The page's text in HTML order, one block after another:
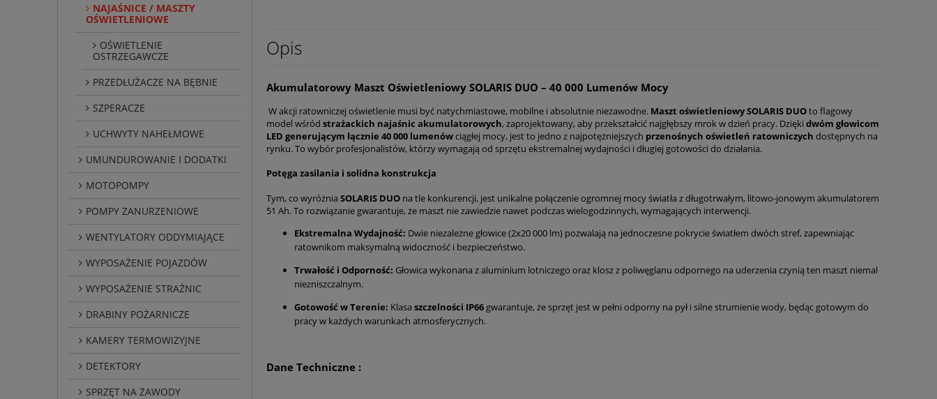
NAJAŚNICE / MASZTY
OŚWIETLENIOWE
OŚWIETLENIE
OSTRZEGAWCZE
PRZEDŁUŻACZE NA BĘBNIE
SZPERACZE
UCHWYTY NAHEŁMOWE
UMUNDUROWANIE I DODATKI
MOTOPOMPY
POMPY ZANURZENIOWE
WENTYLATORY ODDYMIAJĄCE
WYPOSAŻENIE POJAZDÓW
WYPOSAŻENIE STRAŻNIC
DRABINY POŻARNICZE
KAMERY TERMOWIZYJNE
DETEKTORY
SPRZĘT NA ZAWODY
Opis
Akumulatorowy Maszt Oświetleniowy SOLARIS DUO – 40 000 Lumenów Mocy
W akcji ratowniczej oświetlenie musi być natychmiastowe, mobilne i absolutnie niezawodne. Maszt oświetleniowy SOLARIS DUOto flagowy
model wśród strażackich najaśnic akumulatorowych, zaprojektowany, aby przekształcić najgłębszy mrok w dzień pracy. Dzięki dwóm głowicom
LED generującym łącznie 40 000 lumenówciągłej mocy, jest to jedno z najpotężniejszych przenośnych oświetleń ratowniczych dostępnych na
rynku. To wybór profesjonalistów, którzy wymagają od sprzętu ekstremalnej wydajności i długiej gotowości do działania.
Potęga zasilania i solidna konstrukcja
Tym, co wyróżnia SOLARIS DUO na tle konkurencji, jest unikalne połączenie ogromnej mocy światła z długotrwałym, litowo-jonowym akumulatorem
51 Ah. To rozwiązanie gwarantuje, że maszt nie zawiedzie nawet podczas wielogodzinnych, wymagających interwencji.
Ekstremalna Wydajność: Dwie niezależne głowice (2x20 000 lm) pozwalają na jednoczesne pokrycie światłem dwóch stref, zapewniając
ratownikom maksymalną widoczność i bezpieczeństwo.
Trwałość i Odporność: Głowica wykonana z aluminium lotniczego oraz klosz z poliwęglanu odpornego na uderzenia czynią ten maszt niemal
niezniszczalnym.
Gotowość w Terenie: Klasa szczelności IP66 gwarantuje, że sprzęt jest w pełni odporny na pył i silne strumienie wody, będąc gotowym do
pracy w każdych warunkach atmosferycznych.
Dane Techniczne :